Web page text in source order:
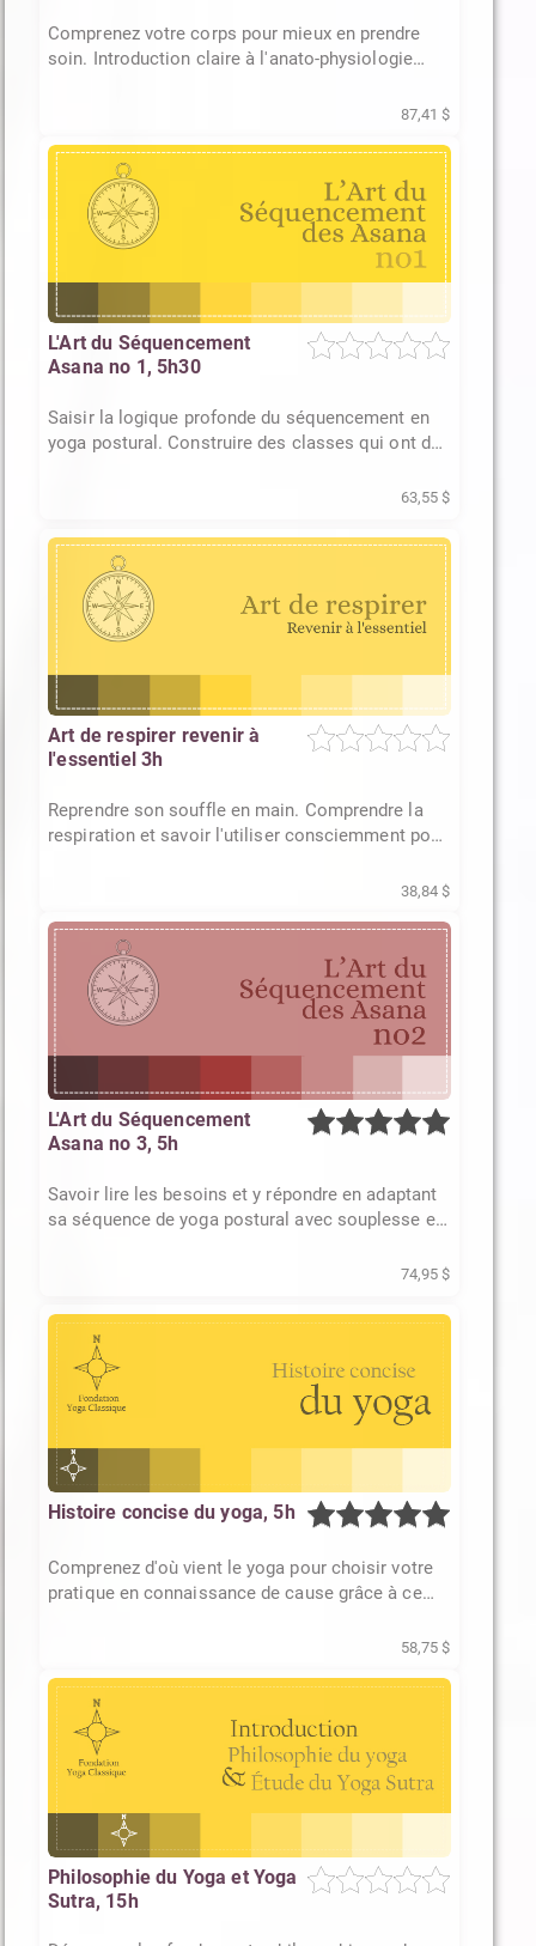
Comprenez votre corps pour mieux en prendre
soin. Introduction claire à l'anato-physiologie
87,41 $
L'Art du Séquencement
Asana no 1, 5h30
Saisir la logique profonde du séquencement en
yoga postural. Construire des classes qui ont du
63,55 $
Art de respirer revenir à
l'essentiel 3h
Reprendre son souffle en main. Comprendre la
respiration et savoir l'utiliser consciemment pour
38,84 $
L'Art du Séquencement
Asana no 3, 5h
Savoir lire les besoins et y répondre en adaptant
sa séquence de yoga postural avec souplesse et
74,95 $
Histoire concise du yoga, 5h
Comprenez d'où vient le yoga pour choisir votre
pratique en connaissance de cause grâce à ce
58,75 $
Philosophie du Yoga et Yoga
Sutra, 15h